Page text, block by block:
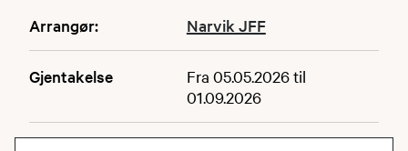
Arrangør: Narvik JFF
Gjentakelse
Fra 05.05.2026 til
01.09.2026